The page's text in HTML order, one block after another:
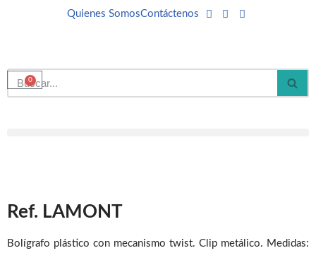
Quienes SomosContáctenos
0
Ref. LAMONT
Bolígrafo plástico con mecanismo twist. Clip metálico. Medidas: